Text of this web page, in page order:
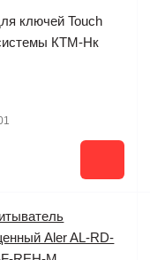
ключей Touch
КТМ-Нк